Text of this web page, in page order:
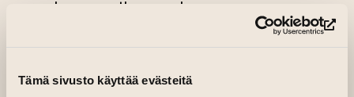
Tämä sivusto käyttää evästeitä
are always on the menu!
We serve carefully selected wines, local craft
sunny afternoons and balmy evenings.